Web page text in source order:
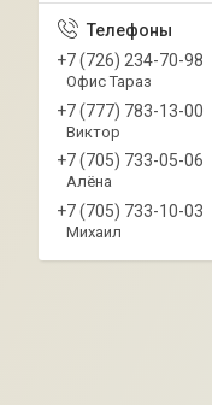
+7 (726) 234-70-98
Офис Тараз
+7 (777) 783-13-00
Виктор
+7 (705) 733-05-06
Алёна
+7 (705) 733-10-03
Михаил